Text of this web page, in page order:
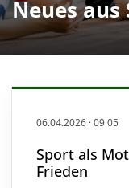
Neues
06.04.2026 ·09:05
Sport als
Frieden